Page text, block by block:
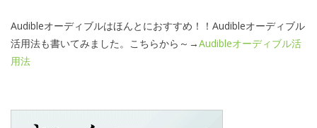
Audibleオーディブルはほんとにおすすめ！！Audibleオーディブル
活用法も書いてみました。こちらから～→Audibleオーディブル活
用法